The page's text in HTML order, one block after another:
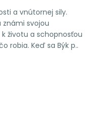
a vnútornej sily.
svojou
životu a schopnosťou
robia. Keď sa Býk p..